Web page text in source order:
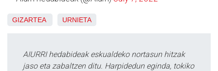
GIZARTEA URNIETA
AIURRI hedabideak eskualdeko nortasun hitzak
jaso eta zabaltzen ditu. Harpidedun eginda, tokiko